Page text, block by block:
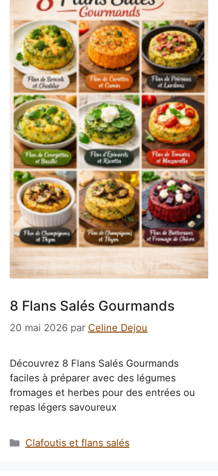
8 Flans Salés Gourmands
20 mai 2026 par Celine Dejou
Découvrez 8 Flans Salés Gourmands
faciles à préparer avec des légumes
fromages et herbes pour des entrées ou
repas légers savoureux
Catégories
Clafoutis et flans salés